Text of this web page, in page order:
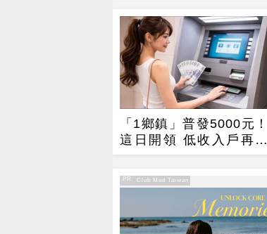
「1鄉鎮」普發5000元！
這日開領 低收入戶再加
碼2000元
PR
PR・Club Med Taiwan